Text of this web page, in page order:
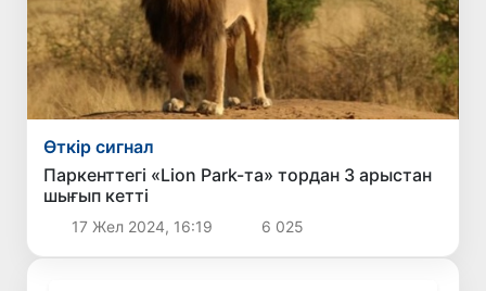
Өткір сигнал
Паркенттегі «Lion Park-та» тордан 3 арыстан
шығып кетті
17 Жел 2024, 16:19 6 025